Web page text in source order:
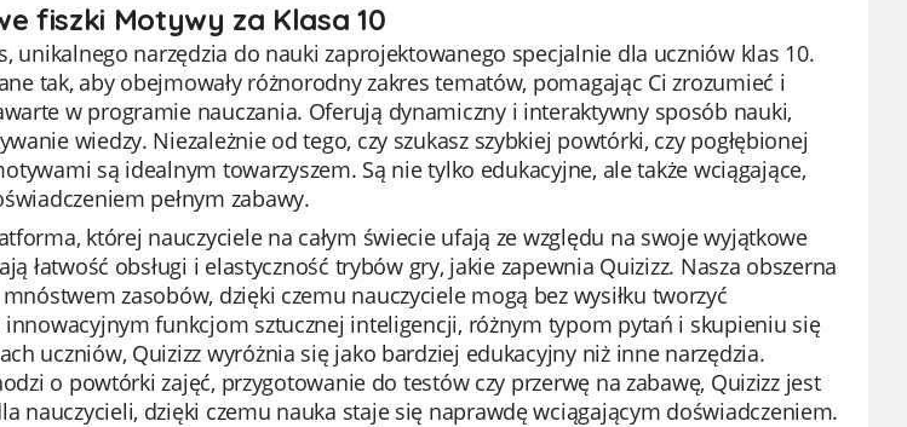
fiszki Motywy za Klasa 10
unikalnego narzędzia do nauki zaprojektowanego specjalnie dla uczniów klas 10.
tak, aby obejmowały różnorodny zakres tematów, pomagając Ci zrozumieć i
w programie nauczania. Oferują dynamiczny i interaktywny sposób nauki,
wiedzy. Niezależnie od tego, czy szukasz szybkiej powtórki, czy pogłębionej
są idealnym towarzyszem. Są nie tylko edukacyjne, ale także wciągające,
pełnym zabawy.
której nauczyciele na całym świecie ufają ze względu na swoje wyjątkowe
łatwość obsługi i elastyczność trybów gry, jakie zapewnia Quizizz. Nasza obszerna
zasobów, dzięki czemu nauczyciele mogą bez wysiłku tworzyć
funkcjom sztucznej inteligencji, różnym typom pytań i skupieniu się
uczniów, Quizizz wyróżnia się jako bardziej edukacyjny niż inne narzędzia.
o powtórki zajęć, przygotowanie do testów czy przerwę na zabawę, Quizizz jest
nauczycieli, dzięki czemu nauka staje się naprawdę wciągającym doświadczeniem.